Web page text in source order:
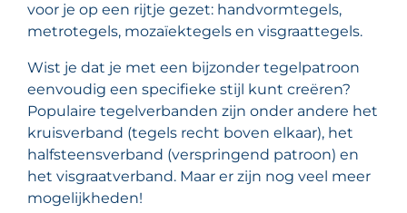
voor je op een rijtje gezet: handvormtegels,
metrotegels, mozaïektegels en visgraattegels.
Wist je dat je met een bijzonder tegelpatroon
eenvoudig een specifieke stijl kunt creëren?
Populaire tegelverbanden zijn onder andere het
kruisverband (tegels recht boven elkaar), het
halfsteensverband (verspringend patroon) en
het visgraatverband. Maar er zijn nog veel meer
mogelijkheden!